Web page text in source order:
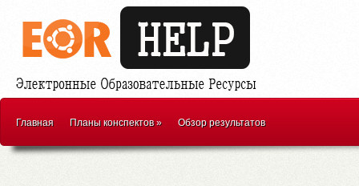
Главная Планы конспектов» Обзор результатов